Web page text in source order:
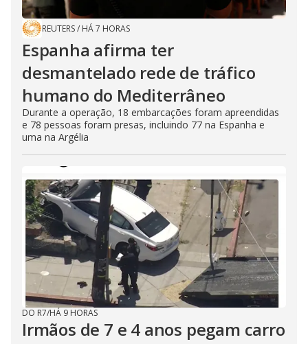
REUTERS/ HÁ 7 HORAS
Espanha afirma ter
desmantelado rede de tráfico
humano do Mediterrâneo
Durante a operação, 18 embarcações foram apreendidas
e 78 pessoas foram presas, incluindo 77 na Espanha e
uma na Argélia
DO R7/HÁ 9 HORAS
Irmãos de 7 e 4 anos pegam carro